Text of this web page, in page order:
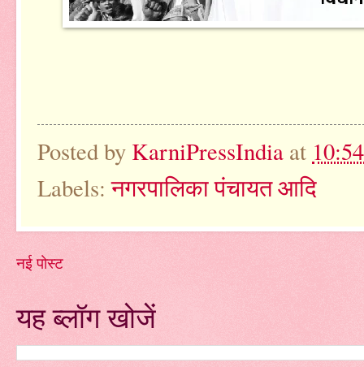
Posted by KarniPressIndia at
Labels:नगरपालिका पंचायत आदि
नई पोस्ट
यह ब्लॉग खोजें